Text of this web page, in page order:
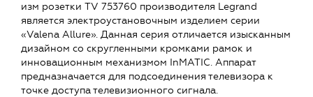
изм розетки TV 753760 производителя Legrand
является электроустановочным изделием серии
«Valena Allure». Данная серия отличается изысканным
дизайном со скругленными кромками рамок и
инновационным механизмом InMATIC. Аппарат
предназначается для подсоединения телевизора к
точке доступа телевизионного сигнала.